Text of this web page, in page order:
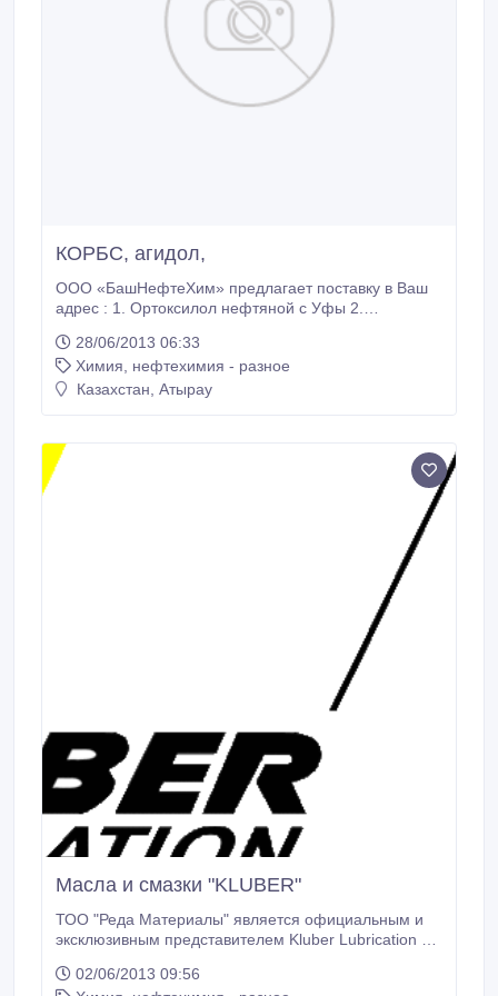
КОРБС, агидол,
ООО «БашНефтеХим» предлагает поставку в Ваш
адрес : 1. Ортоксилол нефтяной с Уфы 2.
технический 5. Агидол-3 6. ЛФБС растворитель 7.
Абсорбент очищенный 8. Толуол нефтяной 9.
Фракция гексановая 10. КОРБС Кубовые остатки
28/06/2013 06:33
Химия, нефтехимия - разное
Казахстан, Атырау
Масла и смазки "KLUBER"
ТОО "Реда Материалы" является официальным и
эксклюзивным представителем Kluber Lubrication в
специальных масел и смазок от компании Кluber.
02/06/2013 09:56